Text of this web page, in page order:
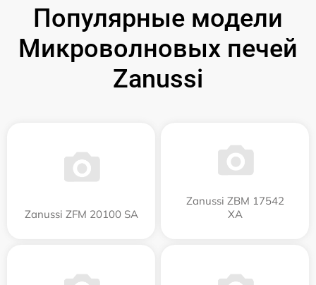
Популярные модели
Микроволновых печей
Zanussi
Zanussi ZFM 20100 SA
Zanussi ZBM 17542
XA